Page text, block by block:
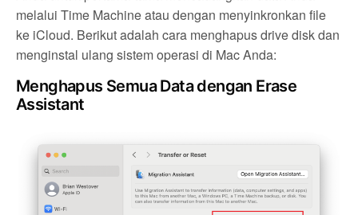
melalui Time Machine atau dengan menyinkronkan file
ke iCloud. Berikut adalah cara menghapus drive disk dan
menginstal ulang sistem operasi di Mac Anda:
Menghapus Semua Data dengan Erase
Assistant